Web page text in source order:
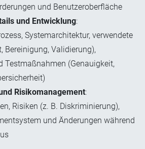
und Benutzeroberfläche
und Entwicklung:
Systemarchitektur, verwendete
Bereinigung, Validierung),
Testmaßnahmen (Genauigkeit,
Risikomanagement:
Risiken (z. B. Diskriminierung),
und Änderungen während